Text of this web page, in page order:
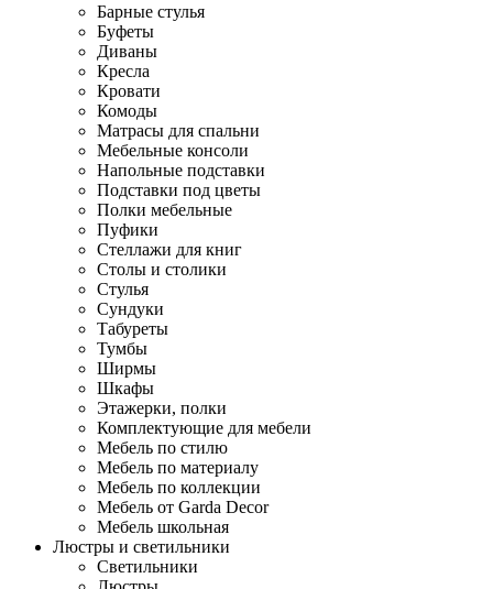
Барные стулья
Буфеты
Диваны
Кресла
Кровати
Комоды
Матрасы для спальни
Мебельные консоли
Напольные подставки
Подставки под цветы
Полки мебельные
Пуфики
Стеллажи для книг
Столы и столики
Стулья
Сундуки
Табуреты
Тумбы
Ширмы
Шкафы
Этажерки, полки
Комплектующие для мебели
Мебель по стилю
Мебель по материалу
Мебель по коллекции
Мебель от Garda Decor
Мебель школьная
Люстры и светильники
Светильники